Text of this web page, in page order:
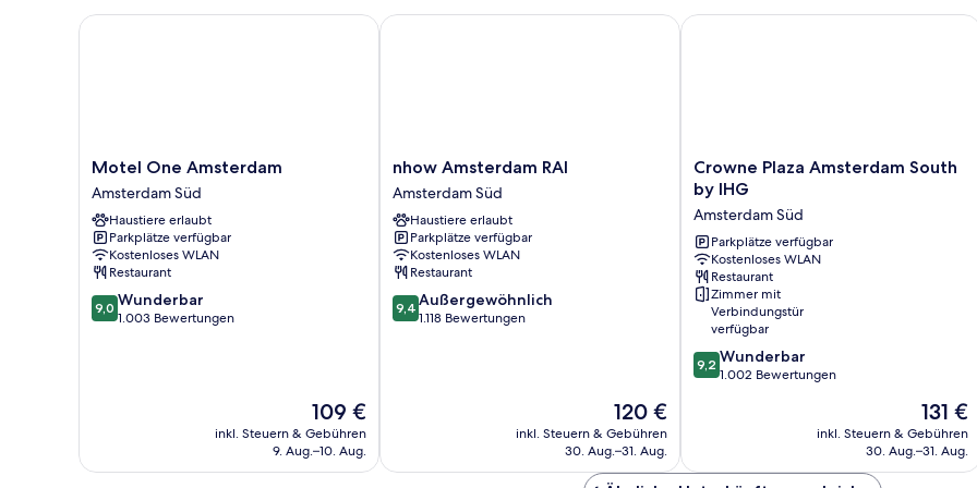
Motel
One
Amsterdam
Amsterdam
Süd
Motel One Amsterdam
Amsterdam Süd
Haustiere erlaubt
Parkplätze verfügbar
Kostenloses WLAN
Restaurant
9.0
von
9,0 Wunderbar
1.003 Bewertungen
Der
Preis
beträgt
109 €
inkl. Steuern & Gebühren
9. Aug.–10. Aug.
Motel One Amsterdam
nhow
Amsterdam
RAI
Amsterdam
Süd
nhow Amsterdam RAI
Amsterdam Süd
Haustiere erlaubt
Parkplätze verfügbar
Kostenloses WLAN
Restaurant
9.4
von
9,4 Außergewöhnlich
1.118 Bewertungen
Der
Preis
beträgt
120 €
inkl. Steuern & Gebühren
30. Aug.–31. Aug.
nhow Amsterdam RAI
Crowne
Plaza
Amsterdam
South
by
IHG
Amsterdam
Süd
Crowne Plaza Amsterdam South
by IHG
Amsterdam Süd
Parkplätze verfügbar
Kostenloses WLAN
Restaurant
Zimmer mit
Verbindungstür
verfügbar
9.2
von
9,2 Wunderbar
1.002 Bewertungen
Der
Preis
beträgt
131 €
inkl. Steuern & Gebühren
30. Aug.–31. Aug.
Crowne Plaza Amsterdam South by